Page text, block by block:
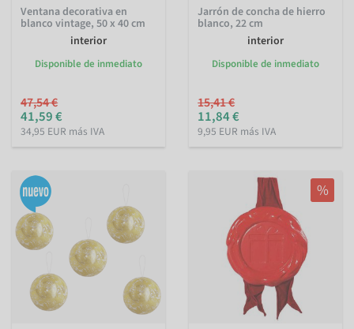
Ventana decorativa en
blanco vintage, 50 x 40 cm
interior
Disponible de inmediato
47,54 €
41,59 €
34,95 EUR más IVA
Jarrón de concha de hierro
blanco, 22 cm
interior
Disponible de inmediato
15,41 €
11,84 €
9,95 EUR más IVA
%